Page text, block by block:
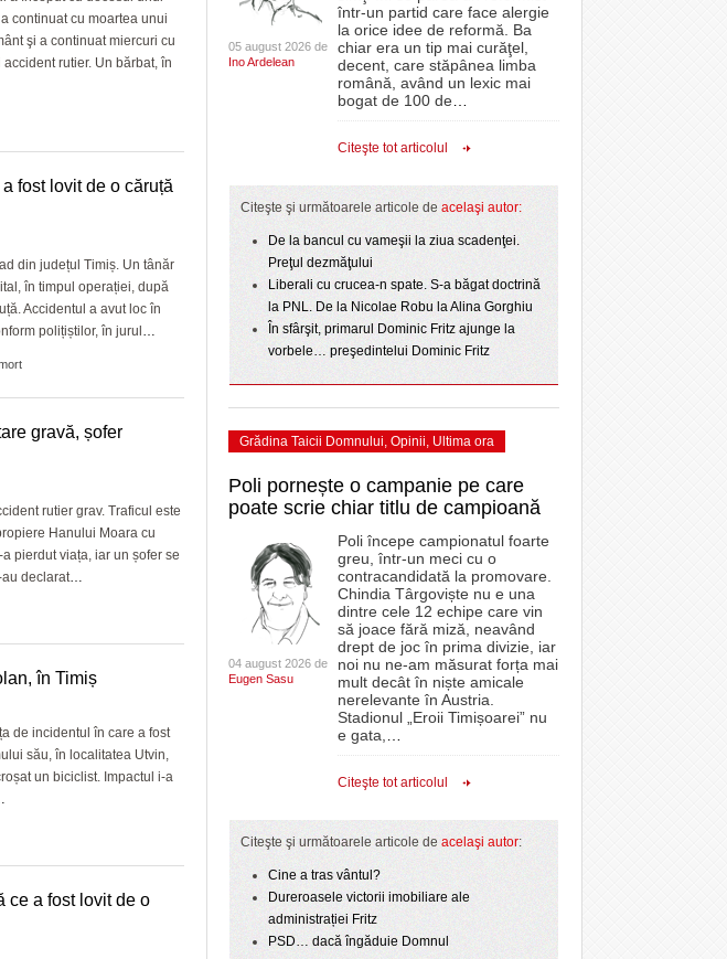
de metri cubi de
a fost… “unicul vizionar al țării”
2026
politic- 30 July 2026
Olajos e noul purtător de cuvânt al PNL
Mădălin Bunoiu se mută în conducere la
alături cu Claudiu Mihălceanu
View all
dramatic în barajul de promovare- 3 August 2026
Politehnica încheie cantonamentul cu o victorie
- 25 July 2026
Serie A, USD Lecce
View all
DE
CLIPURI VIDEO
JOCURI ONLINE
Ziua Timișoarei – City Celebration. Programul
ultimei zile
- 3 August 2026
Sărbătoarea continuă! Zeci de mii de oameni
View all
proiectelor derulate de instituție din fonduri
europene/FOTO
ANAF oferă persoanelor fizice posibilitatea să
beneficieze de Declarația Unică 212
2025
CLIPURI VIDEO
JOCURI ONLINE
DIVERSE
FARMACII DIN
GRĂDINIŢE DIN TIMIŞ
PRIMĂRIILE DIN TIMIŞ
SFATUL MEDICULUI
SFATURI JURIDICE
continuat cu moartea unui
şi a continuat miercuri cu
rutier. Un bărbat, în
fost lovit de o căruță
din județul Timiș. Un tânăr
în timpul operației, după
Accidentul a avut loc în
polițiștilor, în jurul …
gravă, șofer
rutier grav. Traficul este
Hanului Moara cu
pierdut viața, iar un șofer se
declarat…
în Timiș
de incidentul în care a fost
său, în localitatea Utvin,
un biciclist. Impactul i-a
ce a fost lovit de o
05 august 2026 de
Ino Ardelean
într-un partid care face alergie
la orice idee de reformă. Ba
chiar era un tip mai curăţel,
decent, care stăpânea limba
română, având un lexic mai
bogat de 100 de
Citeşte tot articolul
Citeşte şi următoarele articole de acelaşi autor:
De la bancul cu vameşii la ziua scadenţei.
Preţul dezmăţului
Liberali cu crucea-n spate. S-a băgat doctrină
la PNL. De la Nicolae Robu la Alina Gorghiu
În sfârşit, primarul Dominic Fritz ajunge la
vorbele… preşedintelui Dominic Fritz
Grădina Taicii Domnului, Opinii, Ultima ora
Poli pornește o campanie pe care
poate scrie chiar titlu de campioană
04 august 2026 de
Eugen Sasu
Poli începe campionatul foarte
greu, într-un meci cu o
contracandidată la promovare.
Chindia Târgoviște nu e una
dintre cele 12 echipe care vin
să joace fără miză, neavând
drept de joc în prima divizie, iar
noi nu ne-am măsurat forța mai
mult decât în niște amicale
nerelevante în Austria.
Stadionul „Eroii Timișoarei” nu
e gata,
Citeşte tot articolul
Citeşte şi următoarele articole de acelaşi autor:
Cine a tras vântul?
Dureroasele victorii imobiliare ale
administrației Fritz
PSD… dacă îngăduie Domnul